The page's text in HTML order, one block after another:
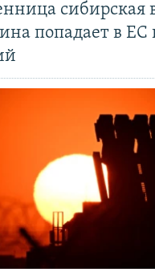
сибирская
попадает в ЕС